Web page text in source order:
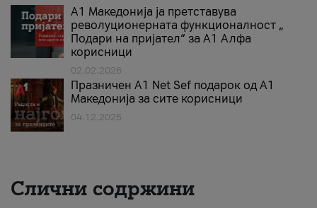
А1 Македонија ја претставува
револуционерната функционалност „
Подари на пријател“ за А1 Алфа
корисници
02.02.2026
Празничен A1 Net Sеf подарок од А1
Македонија за сите корисници
04.12.2025
Слични содржини